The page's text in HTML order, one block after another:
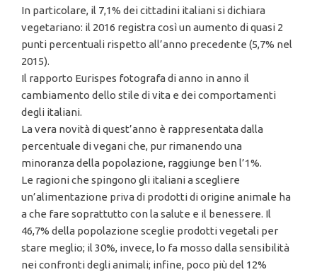
In particolare, il 7,1% dei cittadini italiani si dichiara
vegetariano: il 2016 registra così un aumento di quasi 2
punti percentuali rispetto all’anno precedente (5,7% nel
2015).
Il rapporto Eurispes fotografa di anno in anno il
cambiamento dello stile di vita e dei comportamenti
degli italiani.
La vera novità di quest’anno è rappresentata dalla
percentuale di vegani che, pur rimanendo una
minoranza della popolazione, raggiunge ben l’1%.
Le ragioni che spingono gli italiani a scegliere
un’alimentazione priva di prodotti di origine animale ha
a che fare soprattutto con la salute e il benessere. Il
46,7% della popolazione sceglie prodotti vegetali per
stare meglio; il 30%, invece, lo fa mosso dalla sensibilità
nei confronti degli animali; infine, poco più del 12%